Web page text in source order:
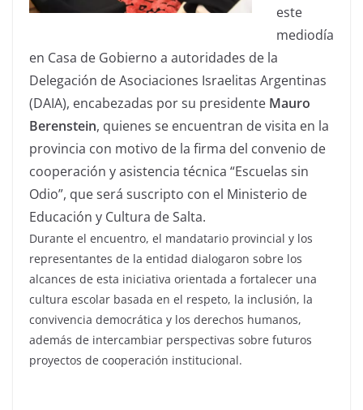
este
mediodía
en Casa de Gobierno a autoridades de la
Delegación de Asociaciones Israelitas Argentinas
(DAIA), encabezadas por su presidente Mauro
Berenstein, quienes se encuentran de visita en la
provincia con motivo de la firma del convenio de
cooperación y asistencia técnica “Escuelas sin
Odio”, que será suscripto con el Ministerio de
Educación y Cultura de Salta.
Durante el encuentro, el mandatario provincial y los
representantes de la entidad dialogaron sobre los
alcances de esta iniciativa orientada a fortalecer una
cultura escolar basada en el respeto, la inclusión, la
convivencia democrática y los derechos humanos,
además de intercambiar perspectivas sobre futuros
proyectos de cooperación institucional.